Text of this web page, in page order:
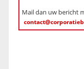
Mail dan uw bericht